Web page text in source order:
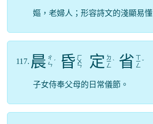
嫗，老婦人；形容詩文的淺顯易懂
117. 晨 ㄔ
ㄣ ˊ 昏 ㄏ
ㄨ
ㄣ 定 ㄉ
ㄧ
ㄥ
ˋ 省 ㄧ
ㄥ
ˇ
子女侍奉父母的日常儀節。